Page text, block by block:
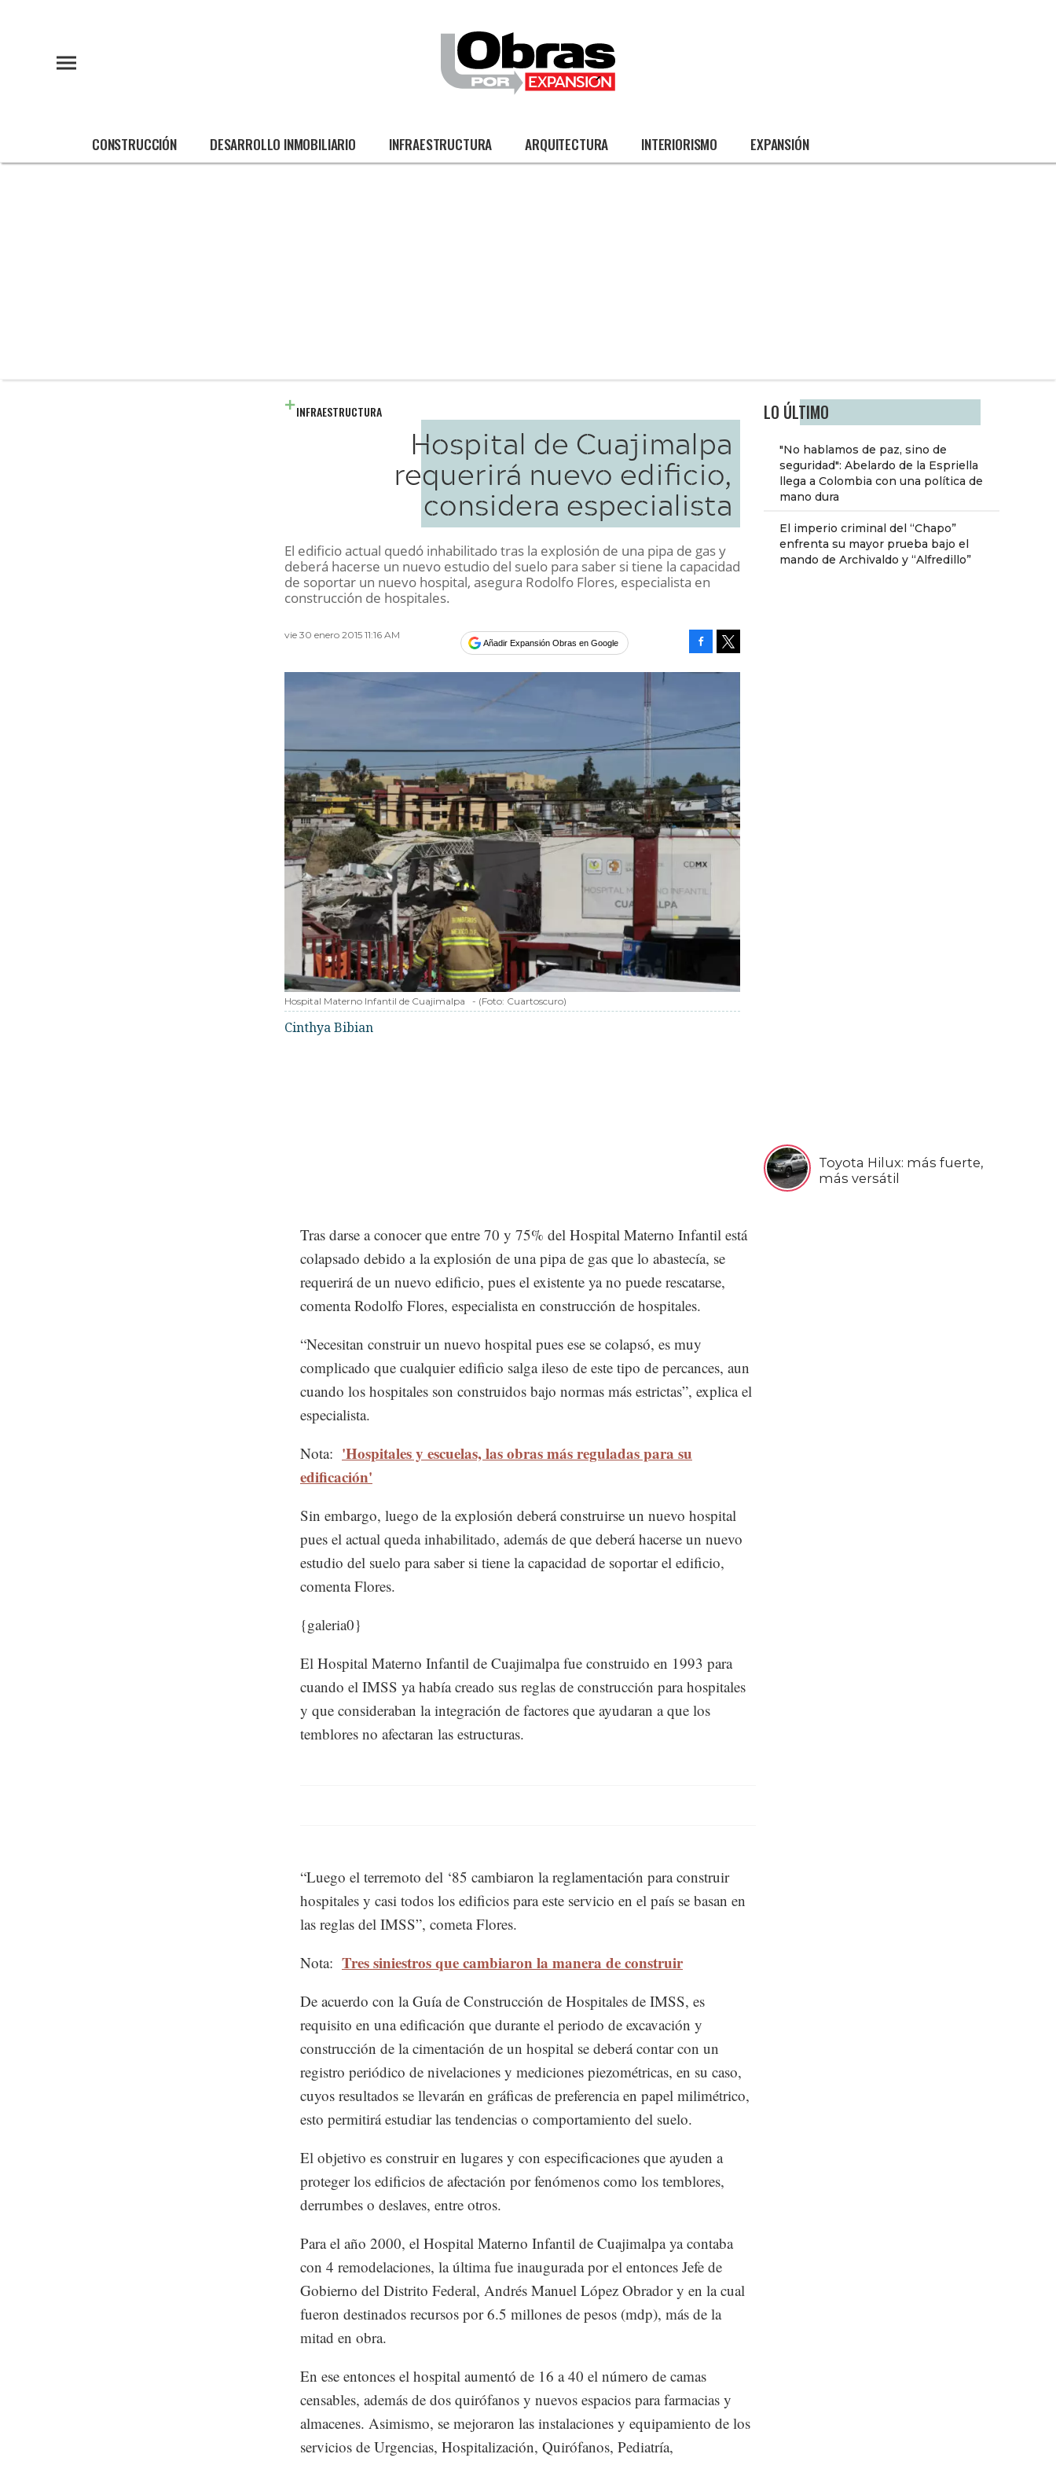
CONSTRUCCIÓN DESARROLLO INMOBILIARIO INFRAESTRUCTURA ARQUITECTURA INTERIORISMO EXPANSIÓN
LO ÚLTIMO
"No hablamos de paz, sino de
seguridad": Abelardo de la Espriella
llega a Colombia con una política de
mano dura
El imperio criminal del “Chapo”
enfrenta su mayor prueba bajo el
mando de Archivaldo y “Alfredillo”
Toyota Hilux: más fuerte,
más versátil
INFRAESTRUCTURA
Hospital de Cuajimalpa
requerirá nuevo edificio,
considera especialista
El edificio actual quedó inhabilitado tras la explosión de una pipa de gas y
deberá hacerse un nuevo estudio del suelo para saber si tiene la capacidad
de soportar un nuevo hospital, asegura Rodolfo Flores, especialista en
construcción de hospitales.
vie 30 enero 2015 11:16 AM
Añadir Expansión Obras en Google
Hospital Materno Infantil de Cuajimalpa - (Foto: Cuartoscuro)
Cinthya Bibian
Tras darse a conocer que entre 70 y 75% del Hospital Materno Infantil está
colapsado debido a la explosión de una pipa de gas que lo abastecía, se
requerirá de un nuevo edificio, pues el existente ya no puede rescatarse,
comenta Rodolfo Flores, especialista en construcción de hospitales.
“Necesitan construir un nuevo hospital pues ese se colapsó, es muy
complicado que cualquier edificio salga ileso de este tipo de percances, aun
cuando los hospitales son construidos bajo normas más estrictas”, explica el
especialista.
Nota: 'Hospitales y escuelas, las obras más reguladas para su
edificación'
Sin embargo, luego de la explosión deberá construirse un nuevo hospital
pues el actual queda inhabilitado, además de que deberá hacerse un nuevo
estudio del suelo para saber si tiene la capacidad de soportar el edificio,
comenta Flores.
{galeria0}
El Hospital Materno Infantil de Cuajimalpa fue construido en 1993 para
cuando el IMSS ya había creado sus reglas de construcción para hospitales
y que consideraban la integración de factores que ayudaran a que los
temblores no afectaran las estructuras.
“Luego el terremoto del ‘85 cambiaron la reglamentación para construir
hospitales y casi todos los edificios para este servicio en el país se basan en
las reglas del IMSS”, cometa Flores.
Nota: Tres siniestros que cambiaron la manera de construir
De acuerdo con la Guía de Construcción de Hospitales de IMSS, es
requisito en una edificación que durante el periodo de excavación y
construcción de la cimentación de un hospital se deberá contar con un
registro periódico de nivelaciones y mediciones piezométricas, en su caso,
cuyos resultados se llevarán en gráficas de preferencia en papel milimétrico,
esto permitirá estudiar las tendencias o comportamiento del suelo.
El objetivo es construir en lugares y con especificaciones que ayuden a
proteger los edificios de afectación por fenómenos como los temblores,
derrumbes o deslaves, entre otros.
Para el año 2000, el Hospital Materno Infantil de Cuajimalpa ya contaba
con 4 remodelaciones, la última fue inaugurada por el entonces Jefe de
Gobierno del Distrito Federal, Andrés Manuel López Obrador y en la cual
fueron destinados recursos por 6.5 millones de pesos (mdp), más de la
mitad en obra.
En ese entonces el hospital aumentó de 16 a 40 el número de camas
censables, además de dos quirófanos y nuevos espacios para farmacias y
almacenes. Asimismo, se mejoraron las instalaciones y equipamiento de los
servicios de Urgencias, Hospitalización, Quirófanos, Pediatría,